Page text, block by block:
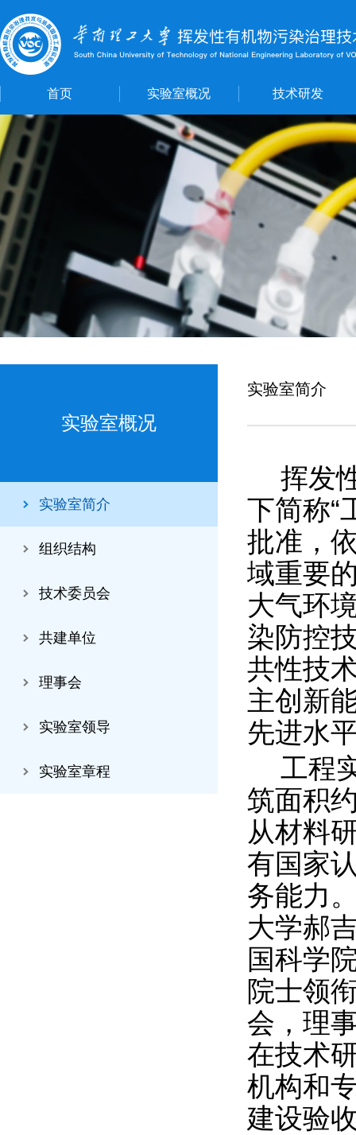
首页 实验室概况 技术研发
实验室概况
实验室简介
组织结构
技术委员会
共建单位
理事会
实验室领导
实验室章程
实验室简介
挥发
下简称“
批准，
域重要
大气环
染防控
共性技
主创新
先进水
工程
筑面积
从材料
有国家
务能力
大学郝
国科学
院士领
会，理
在技术
机构和
建设验